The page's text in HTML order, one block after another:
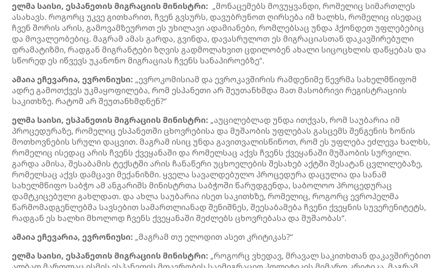
ელმა საისი, ესპანეთის მიგრაციის მინისტრი: „მონაცემებს მოვუყვანდი, რომელიც სიმართლეს
ასახავს. როგორც უკვე გითხარით, ჩვენ გვსურს, დავუბრუნოთ ღირსება იმ ხალხს, რომელიც ისედაც
ჩვენ შორის არის, გამოვამზეუროთ ეს უხილავი ადამიანები, რომლებსაც უნდა ჰქონდეთ უფლებებიც
და მოვალეობებიც. მაგრამ ამას გარდა, გვინდა, დავასრულოთ ეს მიგრაციასთან დაკავშირებული
დრამატიზმი, რადგან მიგრანტები ზღვის გადმოლახვით ცდილობენ ახალი სიცოცხლის დაწყებას და
სწორედ ეს იწვევს უკანონო მიგრაციას ჩვენს სანაპიროებზე“.
ამაია ეჩევარია, ევრონიუსი: „ევროკომისიამ და ევროკავშირის რამდენიმე წევრმა სახელმწიფომ
ადრე გამოთქვეს უკმაყოფილება, რომ ესპანეთი არ შეუთანხმდა მათ მასობრივი რეგისტრაციის
საკითხზე. რატომ არ შეუთანხმდნენ?“
ელმა საისი, ესპანეთის მიგრაციის მინისტრი: „აუცილებლად უნდა ითქვას, რომ საუბარია იმ
პროცედურაზე, რომელიც ესპანეთში ცხოვრებისა და მუშაობის უფლებას გასცემს შენგენის ზონის
მოთხოვნების სრული დაცვით. მაგრამ ისიც უნდა გავითვალისწინოთ, რომ ეს უფლება ეძლევა ხალხს,
რომელიც ისედაც არის ჩვენს ქვეყანაში და რომელსაც აქვს ჩვენს ქვეყანაში მუშაობის სურვილი.
გარდა ამისა, შესაბამის ტექსტში არის ჩანაწერი უცხოელების შესახებ აქტში შესატან ცვლილებაზე,
რომელსაც აქვს დამცავი მექანიზმი. ყველა სავალდებულო პროცედურა დაცულია და სანამ
სახელმწიფო საბჭო ამ ანგარიშს მინისტრთა საბჭოში წარუდგენდა, საბოლოო პროცედურაც
დამტკიცებული გახლდათ. და ახლა საუბარია ისეთ საკითხზე, რომელიც, როგორც ევროპელმა
წარმომადგენლებმა სავსებით სამართლიანად შენიშნეს, შეესაბამება ჩვენი ქვეყნის სუვერენიტეტს,
რადგან ეს ხალხი მხოლოდ ჩვენს ქვეყანაში შეძლებს ცხოვრებასა და მუშაობას“.
ამაია ეჩევარია, ევრონიუსი: „მაგრამ თუ ელოდით ასეთ კრიტიკას?“
ელმა საისი, ესპანეთის მიგრაციის მინისტრი: „როგორც ვხედავ, მრავალ საკითხთან დაკავშირებით